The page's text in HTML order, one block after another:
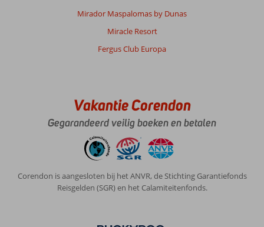
Mirador Maspalomas by Dunas
Miracle Resort
Fergus Club Europa
Vakantie Corendon
Gegarandeerd veilig boeken en betalen
Corendon is aangesloten bij het ANVR, de Stichting Garantiefonds
Reisgelden (SGR) en het Calamiteitenfonds.